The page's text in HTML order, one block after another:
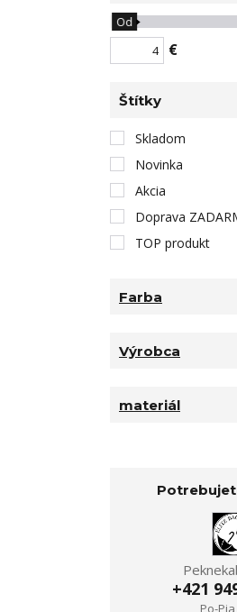
€
Od
Štítky
Skladom
Novinka
Akcia
Doprava
TOP produkt
Farba
Výrobca
materiál
+421
Po-